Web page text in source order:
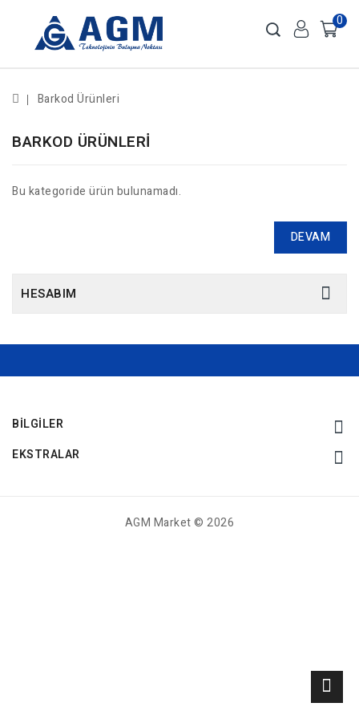
0
Barkod Ürünleri
BARKOD ÜRÜNLERI
Bu kategoride ürün bulunamadı.
DEVAM
HESABIM
BILGILER
EKSTRALAR
AGM Market © 2026